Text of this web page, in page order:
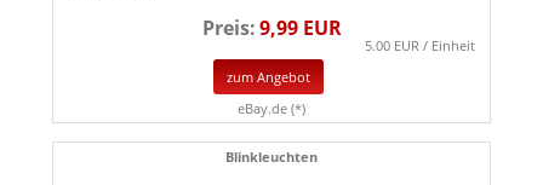
Preis:9,99 EUR
5.00 EUR / Einheit
zum Angebot
eBay.de (*)
Blinkleuchten